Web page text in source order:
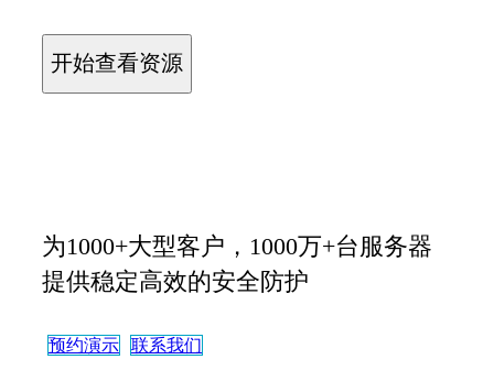
为1000+大型客户，1000万+台服务器
提供稳定高效的安全防护
预约演示 联系我们